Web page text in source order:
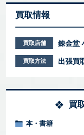
買取情報
買取店舗 錬金堂
買取方法 出張買
買
本・書籍